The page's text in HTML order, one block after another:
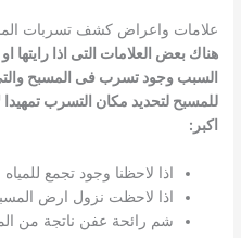
علامات واعراض كشف تسربات
هناك بعض العلامات التى اذا
السبب وجود تسرب فى المسبح
للمسبح لتحديد مكان التسرب
اكبر:
اذا لاحظنا وجود تجمع
اذا لاحظت نزول ارض
شم رائحة عفن ناتجة من